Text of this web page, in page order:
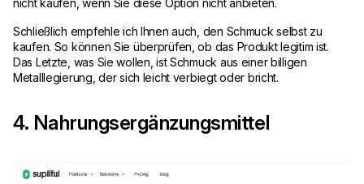
Schließlich empfehle ich Ihnen auch, den Schmuck selbst zu
kaufen. So können Sie überprüfen, ob das Produkt legitim ist.
Das Letzte, was Sie wollen, ist Schmuck aus einer billigen
Metalllegierung, der sich leicht verbiegt oder bricht.
4. Nahrungsergänzungsmittel